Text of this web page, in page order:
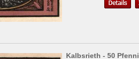
Kalbsrieth - 50